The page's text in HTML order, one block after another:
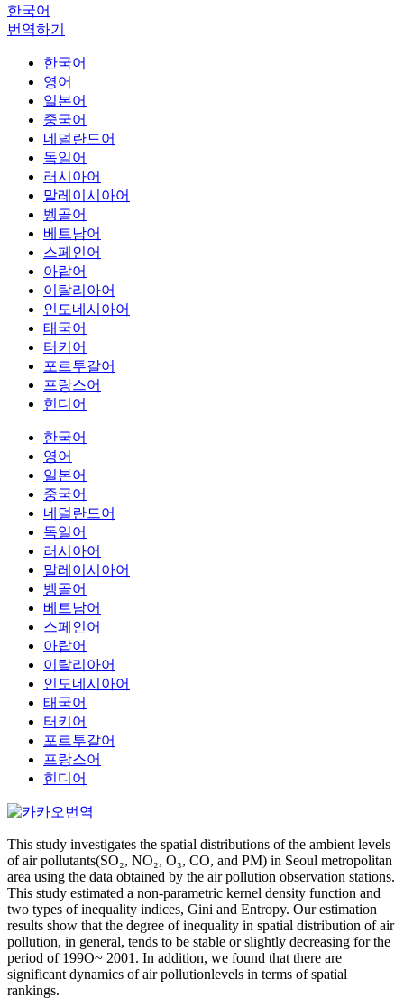
한국어
번역하기
한국어
영어
일본어
중국어
네덜란드어
독일어
러시아어
말레이시아어
벵골어
베트남어
스페인어
아랍어
이탈리아어
인도네시아어
태국어
터키어
포르투갈어
프랑스어
힌디어
한국어
영어
일본어
중국어
네덜란드어
독일어
러시아어
말레이시아어
벵골어
베트남어
스페인어
아랍어
이탈리아어
인도네시아어
태국어
터키어
포르투갈어
프랑스어
힌디어
This study investigates the spatial distributions of the ambient levels
of air pollutants(SO₂, NO₂, O₃, CO, and PM) in Seoul metropolitan
area using the data obtained by the air pollution observation stations.
This study estimated a non-parametric kernel density function and
two types of inequality indices, Gini and Entropy. Our estimation
results show that the degree of inequality in spatial distribution of air
pollution, in general, tends to be stable or slightly decreasing for the
period of 199O~ 2001. In addition, we found that there are
significant dynamics of air pollutionlevels in terms of spatial
rankings.